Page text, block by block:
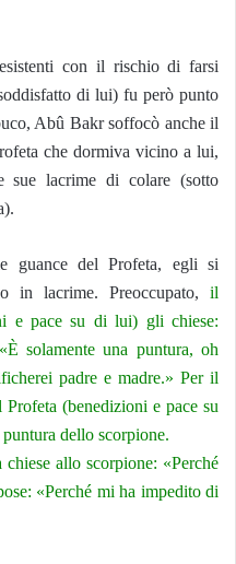
con il rischio di farsi
di lui) fu però punto
Abû Bakr soffocò anche il
che dormiva vicino a lui,
sue lacrime di colare (sotto
guance del Profeta, egli si
in lacrime. Preoccupato, il
e pace su di lui) gli chiese:
solamente una puntura, oh
padre e madre.» Per il
(benedizioni e pace su
dello scorpione.
allo scorpione: «Perché
«Perché mi ha impedito di